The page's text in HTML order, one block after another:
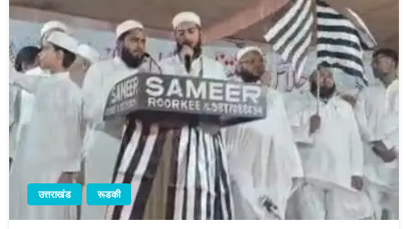
उत्तराखंड रूडकी